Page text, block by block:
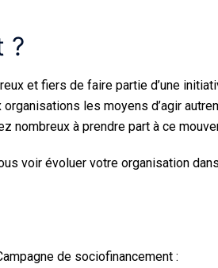
?
et fiers de faire partie d’une
les moyens d’agir
nombreux à prendre part à ce
voir évoluer votre organisation
de sociofinancement :